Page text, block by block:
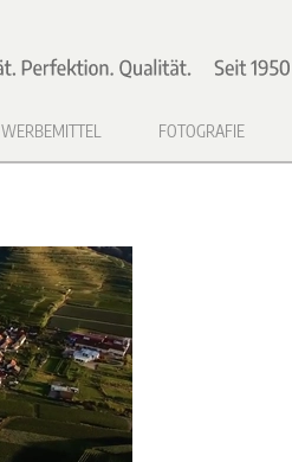
WERBEMITTEL FOTOGRAFIE